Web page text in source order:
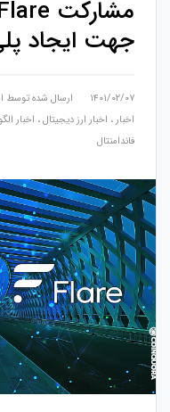
جهت ایجاد
۱۴۰۱/۰۲/۰۷ ارسال شده توسط
اخبار ، اخبار ارز دیجیتال، اخبار
فاندامنتال